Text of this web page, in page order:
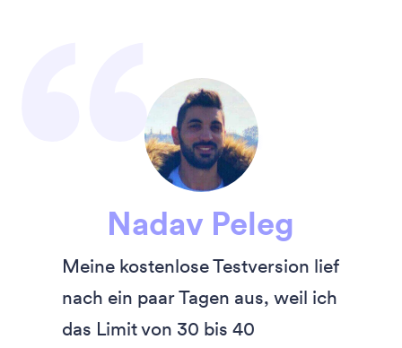
Nadav Peleg
Meine kostenlose Testversion lief
nach ein paar Tagen aus, weil ich
das Limit von 30 bis 40